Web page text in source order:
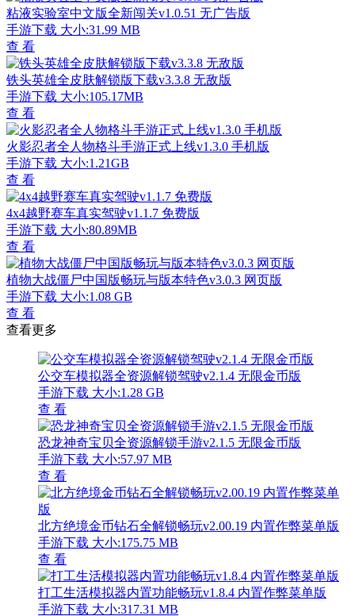
粘液实验室中文版全新闯关v1.0.51 无广告版
手游下载 大小:31.99 MB
查 看
铁头英雄全皮肤解锁版下载v3.3.8 无敌版
手游下载 大小:105.17MB
查 看
火影忍者全人物格斗手游正式上线v1.3.0 手机版
手游下载 大小:1.21GB
查 看
4x4越野赛车真实驾驶v1.1.7 免费版
手游下载 大小:80.89MB
查 看
植物大战僵尸中国版畅玩与版本特色v3.0.3 网页版
手游下载 大小:1.08 GB
查 看
查看更多
公交车模拟器全资源解锁驾驶v2.1.4 无限金币版
手游下载 大小:1.28 GB
查 看
恐龙神奇宝贝全资源解锁手游v2.1.5 无限金币版
手游下载 大小:57.97 MB
查 看
北方绝境金币钻石全解锁畅玩v2.00.19 内置作弊菜单版
手游下载 大小:175.75 MB
查 看
打工生活模拟器内置功能畅玩v1.8.4 内置作弊菜单版
手游下载 大小:317.31 MB